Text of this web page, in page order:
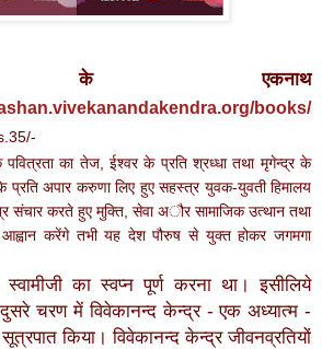
के एकनाथ
books/
पवित्रता का तेज, ईश्वर के प्रति श्रध्धा तथा मृगेन्द्र के
प्रति अपार करुणा लिए हुए सहस्त्र युवक-युवती हिमालय
संचार करते हुए मुक्ति, सेवा अौर सामाजिक उत्थान तथा
करेंगे तभी यह देश पौरुष से युक्त होकर जगमगा
का स्वप्न पूर्ण करना था। इसीलिये
चरण में विवेकानन्द केन्द्र - एक अध्यात्म -
किया। विवेकानन्द केन्द्र जीवनव्रतियों